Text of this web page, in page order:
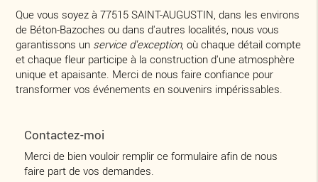
Que vous soyez à 77515 SAINT-AUGUSTIN, dans les environs
de Béton-Bazoches ou dans d'autres localités, nous vous
garantissons un service d'exception, où chaque détail compte
et chaque fleur participe à la construction d'une atmosphère
unique et apaisante. Merci de nous faire confiance pour
transformer vos événements en souvenirs impérissables.
Contactez-moi
Merci de bien vouloir remplir ce formulaire afin de nous
faire part de vos demandes.